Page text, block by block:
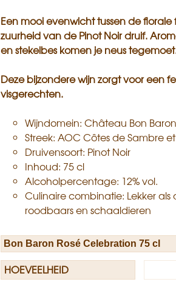
Een mooi evenwicht tussen de
zuurheid van de Pinot Noir druif.
en stekelbes komen je neus
Deze bijzondere wijn zorgt voor een
visgerechten.
Wijndomein: Château Bon Baron
Streek: AOC Côtes de Sambre
Druivensoort: Pinot Noir
Inhoud: 75 cl
Alcoholpercentage: 12% vol.
Culinaire combinatie: Lekker als
roodbaars en schaaldieren
HOEVEELHEID